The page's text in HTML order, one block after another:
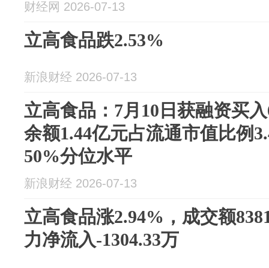
财经网 2026-07-13
立高食品跌2.53%
新浪财经 2026-07-13
立高食品：7月10日获融资买
余额1.44亿元占流通市值比例
50%分位水平
新浪财经 2026-07-13
立高食品涨2.94%，成交额
力净流入-1304.33万